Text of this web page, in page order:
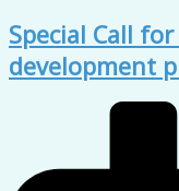
Special Call
development